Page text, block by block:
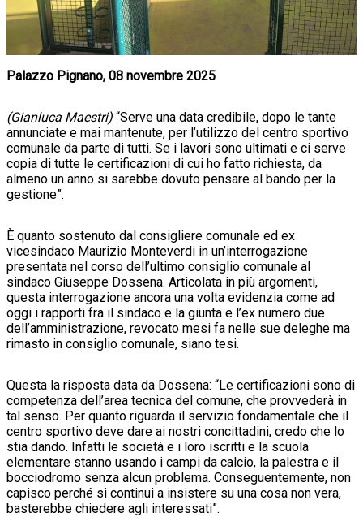
Palazzo Pignano, 08 novembre 2025
(Gianluca Maestri) “Serve una data credibile, dopo le tante
annunciate e mai mantenute, per l’utilizzo del centro sportivo
comunale da parte di tutti. Se i lavori sono ultimati e ci serve
copia di tutte le certificazioni di cui ho fatto richiesta, da
almeno un anno si sarebbe dovuto pensare al bando per la
gestione”.
È quanto sostenuto dal consigliere comunale ed ex
vicesindaco Maurizio Monteverdi in un’interrogazione
presentata nel corso dell’ultimo consiglio comunale al
sindaco Giuseppe Dossena. Articolata in più argomenti,
questa interrogazione ancora una volta evidenzia come ad
oggi i rapporti fra il sindaco e la giunta e l’ex numero due
dell’amministrazione, revocato mesi fa nelle sue deleghe ma
rimasto in consiglio comunale, siano tesi.
Questa la risposta data da Dossena: “Le certificazioni sono di
competenza dell’area tecnica del comune, che provvederà in
tal senso. Per quanto riguarda il servizio fondamentale che il
centro sportivo deve dare ai nostri concittadini, credo che lo
stia dando. Infatti le società e i loro iscritti e la scuola
elementare stanno usando i campi da calcio, la palestra e il
bocciodromo senza alcun problema. Conseguentemente, non
capisco perché si continui a insistere su una cosa non vera,
basterebbe chiedere agli interessati”.